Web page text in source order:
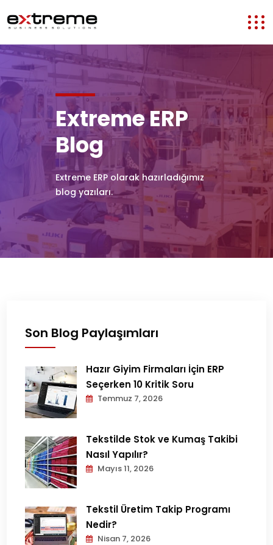
Extreme ERP
Blog
Extreme ERP olarak hazırladığımız
blog yazıları.
Son Blog Paylaşımları
Hazır Giyim Firmaları İçin ERP
Seçerken 10 Kritik Soru
Temmuz 7, 2026
Tekstilde Stok ve Kumaş Takibi
Nasıl Yapılır?
Mayıs 11, 2026
Tekstil Üretim Takip Programı
Nedir?
Nisan 7, 2026